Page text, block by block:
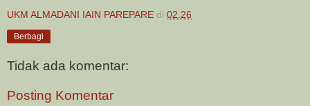
UKM ALMADANI IAIN PAREPARE di 02.26
Berbagi
Tidak ada komentar:
Posting Komentar